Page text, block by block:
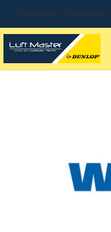
UŽSAKYMAI